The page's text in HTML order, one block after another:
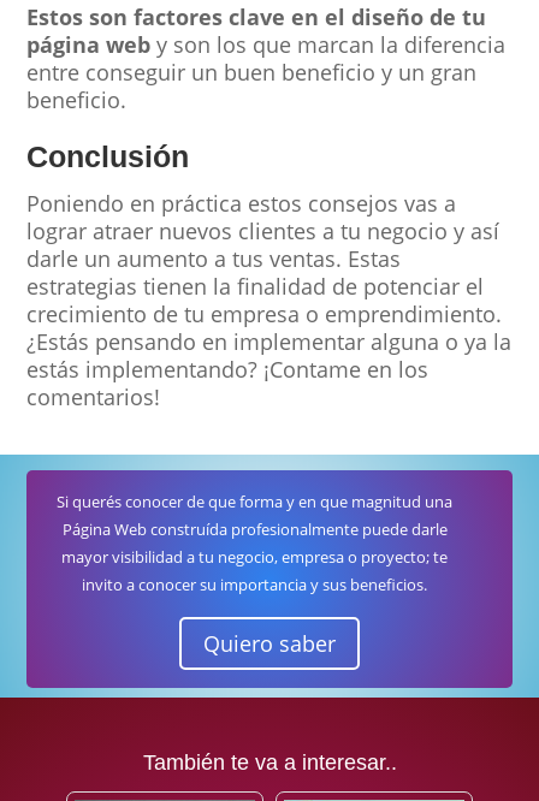
Estos son factores clave en el diseño de tu
página web y son los que marcan la diferencia
entre conseguir un buen beneficio y un gran
beneficio.
Conclusión
Poniendo en práctica estos consejos vas a
lograr atraer nuevos clientes a tu negocio y así
darle un aumento a tus ventas. Estas
estrategias tienen la finalidad de potenciar el
crecimiento de tu empresa o emprendimiento.
¿Estás pensando en implementar alguna o ya la
estás implementando? ¡Contame en los
comentarios!
Si querés conocer de que forma y en que magnitud una
Página Web construída profesionalmente puede darle
mayor visibilidad a tu negocio, empresa o proyecto; te
invito a conocer su importancia y sus beneficios.
Quiero saber
También te va a interesar..